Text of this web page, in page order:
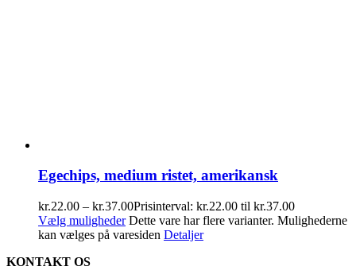
Egechips, medium ristet, amerikansk
kr.22.00 – kr.37.00Prisinterval: kr.22.00 til kr.37.00
Vælg muligheder Dette vare har flere varianter. Mulighederne
kan vælges på varesiden Detaljer
KONTAKT OS